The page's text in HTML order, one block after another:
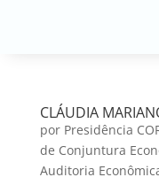
CLÁUDIA
por Presidência
de Conjuntura
Auditoria